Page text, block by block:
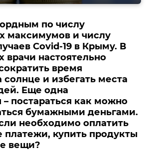
по числу
максимумов и числу
Covid-19 в Крыму. В
врачи настоятельно
время
и избегать места
Еще одна
постараться как можно
бумажными деньгами.
необходимо оплатить
купить продукты
вещи?